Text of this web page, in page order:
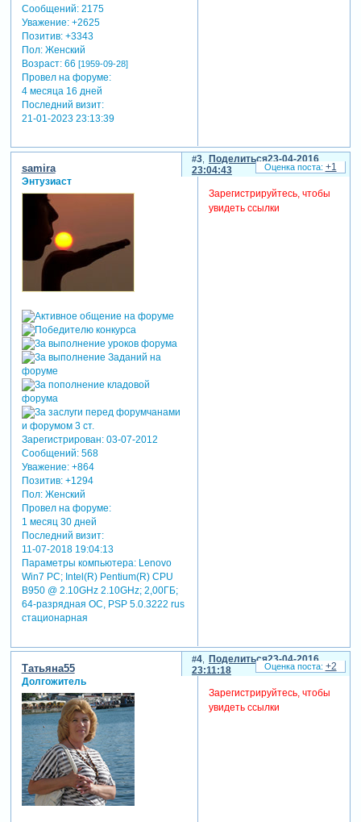
Сообщений:2175
Уважение: +2625
Позитив: +3343
Пол:Женский
Возраст:66 [1959-09-28]
Провел на форуме:
4 месяца 16 дней
Последний визит:
21-01-2023 23:13:39
Поделиться
3
23-04-2016
23:04:43
samira
Энтузиаст
Зарегистрирован: 03-07-2012
Сообщений:568
Уважение: +864
Позитив: +1294
Пол:Женский
Провел на форуме:
1 месяц 30 дней
Последний визит:
11-07-2018 19:04:13
Параметры компьютера:Lenovo
Win7 PC; Intel(R) Pentium(R) CPU
B950 @ 2.10GHz 2.10GHz; 2,00ГБ;
64-разрядная ОС, PSP 5.0.3222 rus
стационарная
Зарегистрируйтесь, чтобы
увидеть ссылки
+1
Поделиться
4
23-04-2016
23:11:18
Татьяна55
Долгожитель
Зарегистрируйтесь, чтобы
увидеть ссылки
+2